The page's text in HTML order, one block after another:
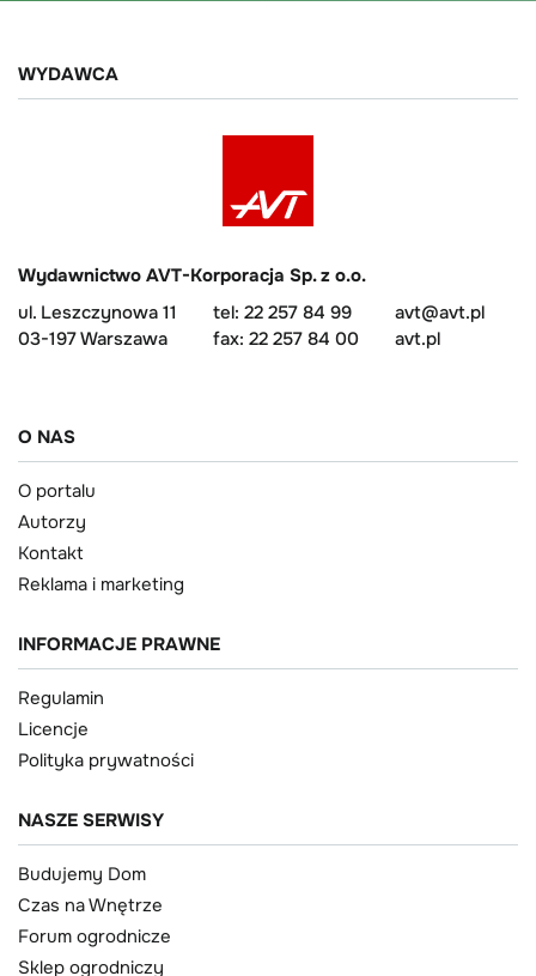
WYDAWCA
Wydawnictwo AVT-Korporacja Sp. z o.o.
ul. Leszczynowa 11
03-197 Warszawa
tel: 22 257 84 99
fax: 22 257 84 00
avt@avt.pl
avt.pl
O NAS
O portalu
Autorzy
Kontakt
Reklama i marketing
INFORMACJE PRAWNE
Regulamin
Licencje
Polityka prywatności
NASZE SERWISY
Budujemy Dom
Czas na Wnętrze
Forum ogrodnicze
Sklep ogrodniczy